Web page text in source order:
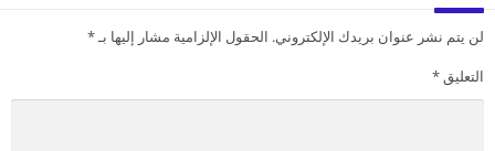
لن يتم نشر عنوان بريدك الإلكتروني. الحقول الإلزامية مشار إليها بـ*
التعليق *